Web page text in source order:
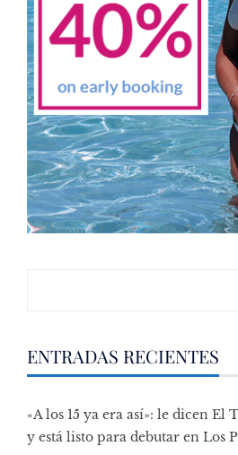
ENTRADAS RECIENTES
«A los 15 ya era así»: le dicen El
y está listo para debutar en Los